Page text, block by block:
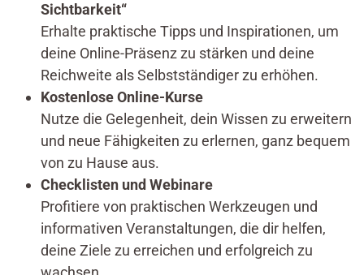
Sichtbarkeit“
Erhalte praktische Tipps und Inspirationen, um
deine Online-Präsenz zu stärken und deine
Reichweite als Selbstständiger zu erhöhen.
Kostenlose Online-Kurse
Nutze die Gelegenheit, dein Wissen zu erweitern
und neue Fähigkeiten zu erlernen, ganz bequem
von zu Hause aus.
Checklisten und Webinare
Profitiere von praktischen Werkzeugen und
informativen Veranstaltungen, die dir helfen,
deine Ziele zu erreichen und erfolgreich zu